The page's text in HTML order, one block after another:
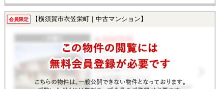
会員限定 【横須賀市衣笠栄町｜中古マンション】